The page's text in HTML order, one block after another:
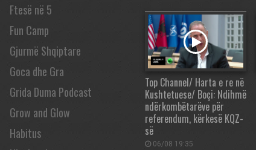
Ftesë në 5
Fun Camp
Gjurmë Shqiptare
Goca dhe Gra
Grida Duma Podcast
Grow and Glow
Habitus
Top Channel/ Harta e re në
Kushtetuese/ Boçi: Ndihmë
ndërkombëtarëve për
referendum, kërkesë KQZ-
së
06/08 19:35